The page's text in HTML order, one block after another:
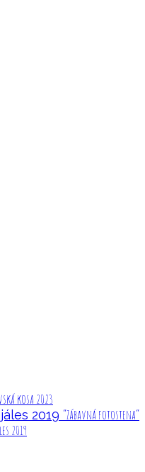
kosa 2023
“Zábavná fotostena”
2019